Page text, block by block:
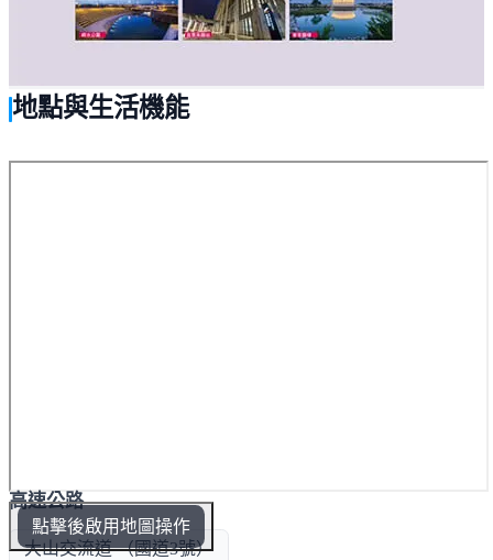
地點與生活機能
點擊後啟用地圖操作
高速公路
大山交流道 （國道3號）